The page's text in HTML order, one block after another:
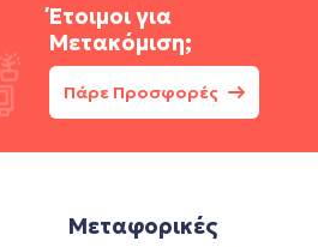
Έτοιμοι για
Μετακόμιση;
Πάρε Προσφορές
Μεταφορικές